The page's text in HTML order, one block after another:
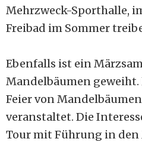
Mehrzweck-Sporthalle,
Freibad im Sommer
Ebenfalls ist ein
Mandelbäumen
Feier von
veranstaltet. Die
Tour mit Führung in